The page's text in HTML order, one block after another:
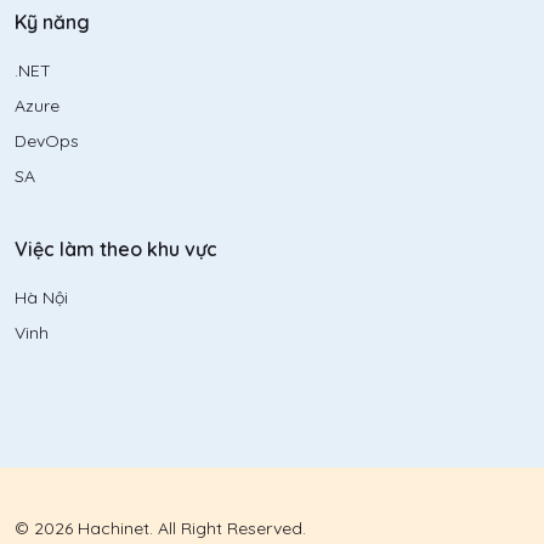
Kỹ năng
.NET
Azure
DevOps
SA
Việc làm theo khu vực
Hà Nội
Vinh
© 2026 Hachinet. All Right Reserved.